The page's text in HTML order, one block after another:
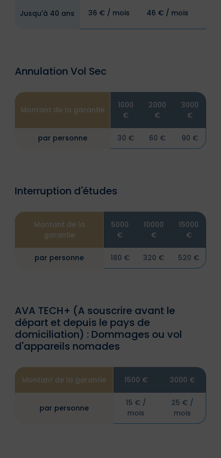
Jusqu'à 40 ans 36 € / mois 46 € / mois
Annulation Vol Sec
Montant de la garantie
1000
€
2000
€
3000
€
par personne 30 € 60 € 90 €
Interruption d'études
Montant de la
garantie
5000
€
10000
€
15000
€
par personne 180 € 320 € 520 €
AVA TECH+ (A souscrire avant le
départ et depuis le pays de
domiciliation) : Dommages ou vol
d'appareils nomades
Montant de la garantie 1500 € 3000 €
par personne
15 € /
mois
25 € /
mois